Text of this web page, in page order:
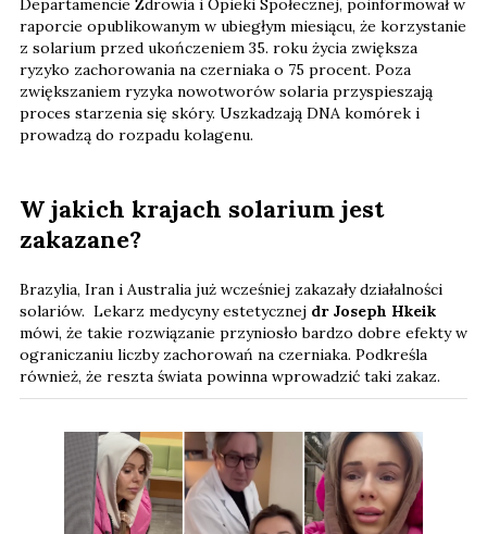
Departamencie Zdrowia i Opieki Społecznej, poinformował w
raporcie opublikowanym w ubiegłym miesiącu, że korzystanie
z solarium przed ukończeniem 35. roku życia zwiększa
ryzyko zachorowania na czerniaka o 75 procent. Poza
zwiększaniem ryzyka nowotworów solaria przyspieszają
proces starzenia się skóry. Uszkadzają DNA komórek i
prowadzą do rozpadu kolagenu.
W jakich krajach solarium jest
zakazane?
Brazylia, Iran i Australia już wcześniej zakazały działalności
solariów. Lekarz medycyny estetycznej dr Joseph Hkeik
mówi, że takie rozwiązanie przyniosło bardzo dobre efekty w
ograniczaniu liczby zachorowań na czerniaka. Podkreśla
również, że reszta świata powinna wprowadzić taki zakaz.